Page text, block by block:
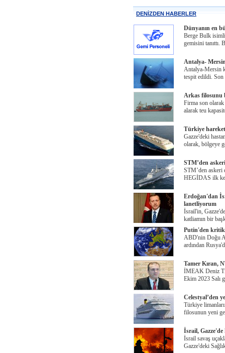
DENİZDEN HABERLER
Dünyanın en
Berge Bulk
gemisini
Antalya- Mersin
Antalya-Mersin
tespit edildi.
Arkas filosunu
Firma son
alarak teu
Türkiye
Gazze'deki
olarak, bölgeye
STM’den
STM’den askeri
HEGİDAS ilk
Erdoğan'dan
lanetliyorum
İsrail'in,
katliamın bir
Putin'den
ABD'nin Doğu
ardından
Tamer Kıran,
İMEAK Deniz
Ekim 2023 Salı
Celestyal’den
Türkiye
filosunun yeni
İsrail, Gazze'de
İsrail savaş
Gazze'deki